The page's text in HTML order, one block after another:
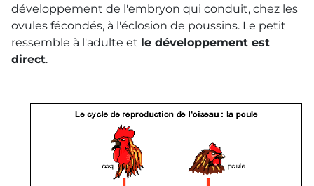
développement de l'embryon qui conduit, chez les
ovules fécondés, à l'éclosion de poussins. Le petit
ressemble à l'adulte et le développement est
direct.